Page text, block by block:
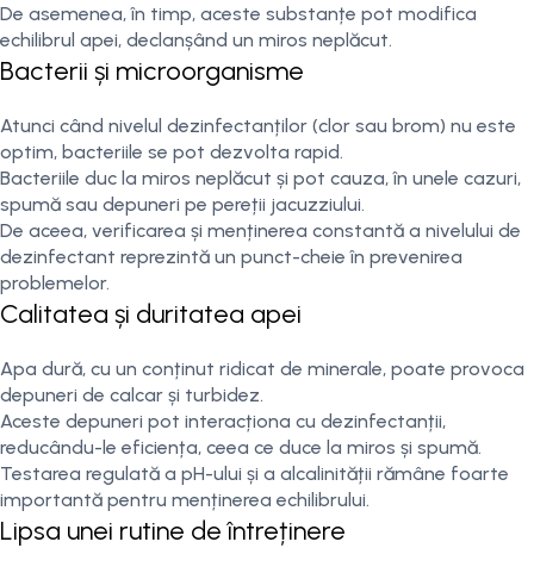
De asemenea, în timp, aceste substanțe pot modifica
echilibrul apei, declanșând un miros neplăcut.
Bacterii și microorganisme
Atunci când nivelul dezinfectanților (clor sau brom) nu este
optim, bacteriile se pot dezvolta rapid.
Bacteriile duc la miros neplăcut și pot cauza, în unele cazuri,
spumă sau depuneri pe pereții jacuzziului.
De aceea, verificarea și menținerea constantă a nivelului de
dezinfectant reprezintă un punct-cheie în prevenirea
problemelor.
Calitatea și duritatea apei
Apa dură, cu un conținut ridicat de minerale, poate provoca
depuneri de calcar și turbidez.
Aceste depuneri pot interacționa cu dezinfectanții,
reducându-le eficiența, ceea ce duce la miros și spumă.
Testarea regulată a pH-ului și a alcalinității rămâne foarte
importantă pentru menținerea echilibrului.
Lipsa unei rutine de întreținere